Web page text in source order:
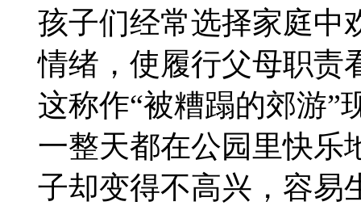
孩子们经常选择家庭中
情绪，使履行父母职责
这称作“被糟蹋的郊游”
一整天都在公园里快乐
子却变得不高兴，容易